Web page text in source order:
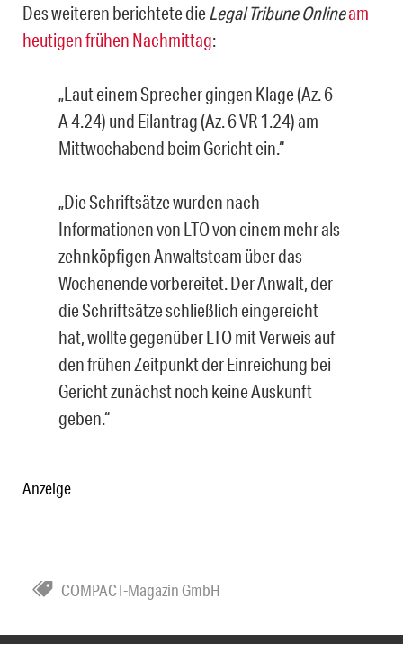
Des weiteren berichtete dieLegal Tribune Onlineam
heutigen frühen Nachmittag:
„Laut einem Sprecher gingen Klage (Az. 6
A 4.24) und Eilantrag (Az. 6 VR 1.24) am
Mittwochabend beim Gericht ein.“
„Die Schriftsätze wurden nach
Informationen von LTO von einem mehr als
zehnköpfigen Anwaltsteam über das
Wochenende vorbereitet. Der Anwalt, der
die Schriftsätze schließlich eingereicht
hat, wollte gegenüber LTO mit Verweis auf
den frühen Zeitpunkt der Einreichung bei
Gericht zunächst noch keine Auskunft
geben.“
Anzeige
COMPACT-Magazin GmbH